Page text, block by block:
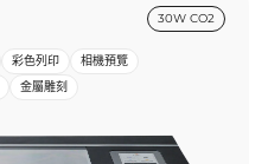
30W CO2
彩色列印
相機預覽
金屬雕刻